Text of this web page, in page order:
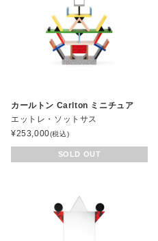
カールトン Carlton ミニチュア
エットレ・ソットサス
¥253,000(税込)
SOLD OUT